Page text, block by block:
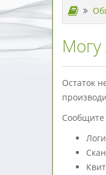
Могу
Остаток
Сообщите